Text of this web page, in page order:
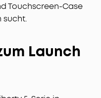
Touchscreen-Case
sucht.
Launch